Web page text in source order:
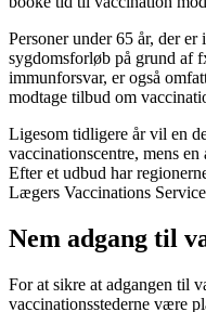
Personer under 65 år, der
sygdomsforløb på grund af
immunforsvar, er også
modtage tilbud om
Ligesom tidligere år vil en
vaccinationscentre, mens
Efter et udbud har
Lægers Vaccinations
Nem adgang til
For at sikre at adgangen til
vaccinationsstederne være